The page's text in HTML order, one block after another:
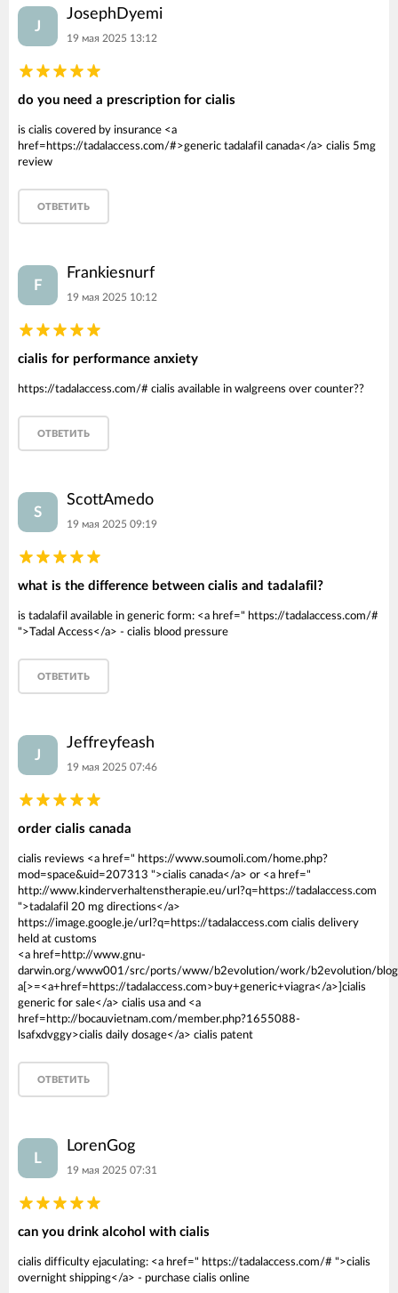
J
JosephDyemi
19 мая 2025 13:12
do you need a prescription for cialis
is cialis covered by insurance <a
href=https://tadalaccess.com/#>generic tadalafil canada</a> cialis 5mg
review
ОТВЕТИТЬ
F
Frankiesnurf
19 мая 2025 10:12
cialis for performance anxiety
https://tadalaccess.com/# cialis available in walgreens over counter??
ОТВЕТИТЬ
S
ScottAmedo
19 мая 2025 09:19
what is the difference between cialis and tadalafil?
is tadalafil available in generic form: <a href=" https://tadalaccess.com/#
">Tadal Access</a> - cialis blood pressure
ОТВЕТИТЬ
J
Jeffreyfeash
19 мая 2025 07:46
order cialis canada
cialis reviews <a href=" https://www.soumoli.com/home.php?
mod=space&uid=207313 ">cialis canada</a> or <a href="
http://www.kinderverhaltenstherapie.eu/url?q=https://tadalaccess.com
">tadalafil 20 mg directions</a>
https://image.google.je/url?q=https://tadalaccess.com cialis delivery
held at customs
<a href=http://www.gnu-
darwin.org/www001/src/ports/www/b2evolution/work/b2evolution/
a[>=<a+href=https://tadalaccess.com>buy+generic+viagra</a>]cialis
generic for sale</a> cialis usa and <a
href=http://bocauvietnam.com/member.php?1655088-
lsafxdvggy>cialis daily dosage</a> cialis patent
ОТВЕТИТЬ
L
LorenGog
19 мая 2025 07:31
can you drink alcohol with cialis
cialis difficulty ejaculating: <a href=" https://tadalaccess.com/# ">cialis
overnight shipping</a> - purchase cialis online